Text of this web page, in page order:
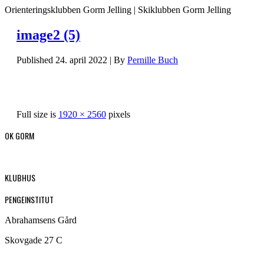
Orienteringsklubben Gorm Jelling | Skiklubben Gorm Jelling
image2 (5)
Published 24. april 2022 | By Pernille Buch
Full size is 1920 × 2560 pixels
OK GORM
KLUBHUS
PENGEINSTITUT
Abrahamsens Gård
Skovgade 27 C